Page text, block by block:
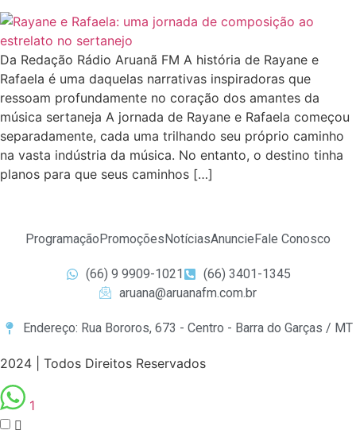
Da Redação Rádio Aruanã FM A história de Rayane e
Rafaela é uma daquelas narrativas inspiradoras que
ressoam profundamente no coração dos amantes da
música sertaneja A jornada de Rayane e Rafaela começou
separadamente, cada uma trilhando seu próprio caminho
na vasta indústria da música. No entanto, o destino tinha
planos para que seus caminhos […]
Programação Promoções NotíciasAnuncie Fale Conosco
(66) 9 9909-1021
(66) 3401-1345
aruana@aruanafm.com.br
Endereço: Rua Bororos, 673 - Centro - Barra do Garças / MT
2024 | Todos Direitos Reservados
1